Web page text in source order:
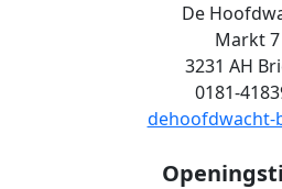
De
Markt 7
3231 AH
0181-
dehoofdwacht-